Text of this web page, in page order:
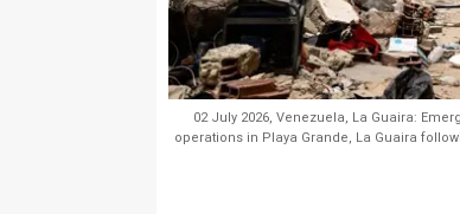
02 July 2026, Venezuela, La Guaira:
operations in Playa Grande, La Guaira